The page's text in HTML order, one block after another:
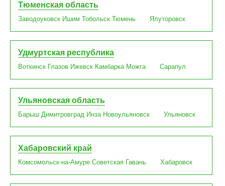
Тюменская область
Заводоуковск Ишим Тобольск Тюмень Ялуторовск
Удмуртская республика
Воткинск Глазов Ижевск Камбарка Можга Сарапул
Ульяновская область
Барыш Димитровград Инза Новоульяновск Ульяновск
Хабаровский край
Комсомольск-на-Амуре Советская Гавань Хабаровск